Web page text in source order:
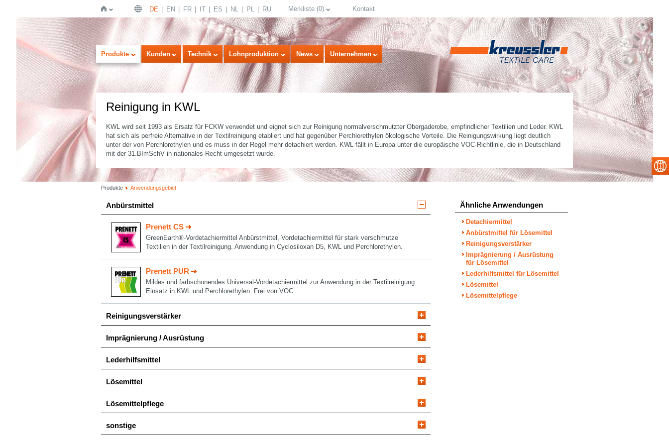
Startseite
DE EN FR IT ES NL PL RU Merkliste (0) Kontakt
Produkte Kunden Technik Lohnproduktion News Unternehmen
Reinigung in KWL
KWL wird seit 1993 als Ersatz für FCKW verwendet und eignet sich zur Reinigung normalverschmutzter Obergaderobe, empfindlicher Textilien und Leder. KWL
hat sich als perfreie Alternative in der Textilreinigung etabliert und hat gegenüber Perchlorethylen ökologische Vorteile. Die Reinigungswirkung liegt deutlich
unter der von Perchlorethylen und es muss in der Regel mehr detachiert werden. KWL fällt in Europa unter die europäische VOC-Richtlinie, die in Deutschland
mit der 31.BImSchV in nationales Recht umgesetzt wurde.
Produkte Anwendungsgebiet
Anbürstmittel
Prenett CS
GreenEarth®-Vordetachiermittel Anbürstmittel, Vordetachiermittel für stark verschmutze
Textilien in der Textilreinigung. Anwendung in Cyclosiloxan D5, KWL und Perchlorethylen.
Prenett PUR
Mildes und farbschonendes Universal-Vordetachiermittel zur Anwendung in der Textilreinigung.
Einsatz in KWL und Perchlorethylen. Frei von VOC.
Reinigungsverstärker
Imprägnierung / Ausrüstung
Lederhilfsmittel
Lösemittel
Lösemittelpflege
sonstige
Ähnliche Anwendungen
Detachiermittel
Anbürstmittel für Lösemittel
Reinigungsverstärker
Imprägnierung / Ausrüstung
für Lösemittel
Lederhilfsmittel für Lösemittel
Lösemittel
Lösemittelpflege